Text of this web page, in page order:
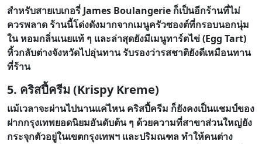
สำหรับสายเบเกอรี่ James Boulangerie ก็เป็นอีกร้านที่ไม่
ควรพลาด ร้านนี้โด่งดังมากจากเมนูครัวซองต์ที่กรอบนอกนุ่ม
ใน หอมกลิ่นเนยแท้ ๆ และล่าสุดยังมีเมนูทาร์ตไข่ (Egg Tart)
หิ้วกลับต่างจังหวัดไปอุ่นทาน รับรองว่ารสชาติยังดีเหมือนทาน
ที่ร้าน
5. คริสปี้ครีม (Krispy Kreme)
แม้เวลาจะผ่านไปนานแค่ไหน คริสปี้ครีม ก็ยังคงเป็นแชมป์ของ
ฝากกรุงเทพยอดนิยมอันดับต้น ๆ ด้วยความที่สาขาส่วนใหญ่ยัง
กระจุกตัวอยู่ในเขตกรุงเทพฯ และปริมณฑล ทำให้คนต่าง